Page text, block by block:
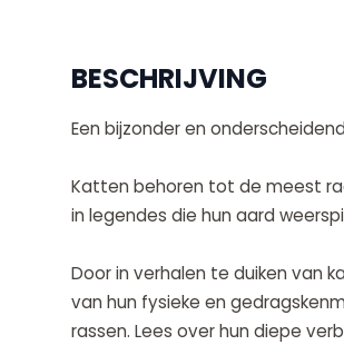
BESCHRIJVING
Een bijzonder en
Katten behoren tot de meest
in legendes die hun aard
Door in verhalen te duiken van
van hun fysieke en
rassen. Lees over hun diepe